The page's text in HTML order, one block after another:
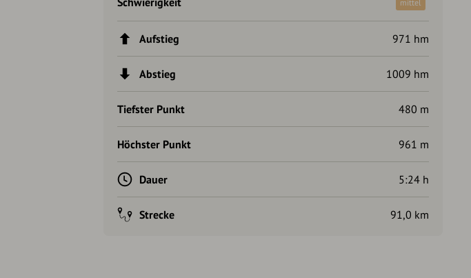
mittel
Aufstieg 971 hm
Abstieg 1009 hm
Tiefster Punkt 480 m
Höchster Punkt 961 m
Dauer 5:24 h
Strecke 91,0 km